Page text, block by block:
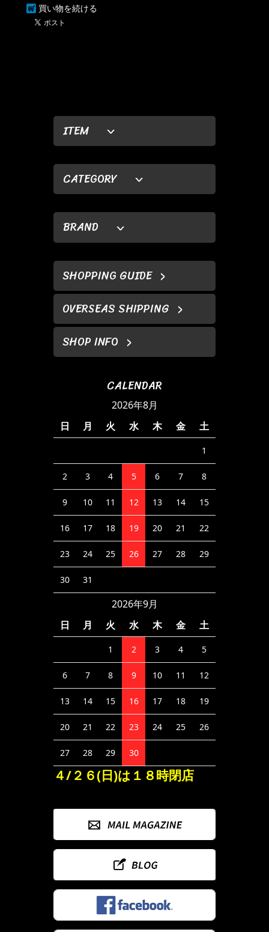
ITEM
CATEGORY
BRAND
SHOPPING GUIDE
OVERSEAS SHIPPING
SHOP INFO
CALENDAR
2026年8月
日
月 火 水 木 金 土
1
2 3 4 5 6 7 8
9 10 11 12 13 14 15
16 17 18 19 20 21 22
23 24 25 26 27 28 29
30 31
2026年9月
日
月 火 水 木 金 土
1 2 3 4 5
6 7 8 9 10 11 12
13 14 15 16 17 18 19
20 21 22 23 24 25 26
27 28 29 30
４/２６(日)は１８時閉店
買い物を続ける